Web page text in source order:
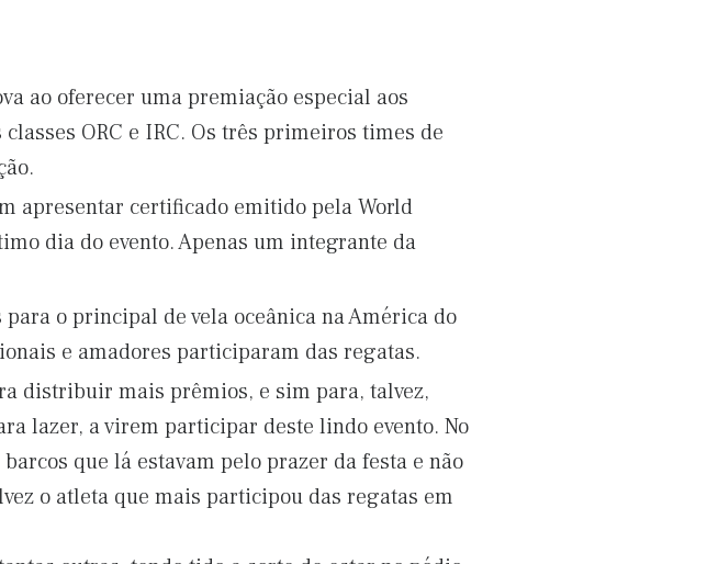
ao oferecer uma premiação especial aos
ORC e IRC. Os três primeiros times de
apresentar certificado emitido pela World
dia do evento. Apenas um integrante da
o principal de vela oceânica na América do
e amadores participaram das regatas.
distribuir mais prêmios, e sim para, talvez,
lazer, a virem participar deste lindo evento. No
que lá estavam pelo prazer da festa e não
o atleta que mais participou das regatas em